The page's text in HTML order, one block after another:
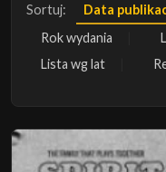
Sortuj: Data
Rok wydania
Lista wg lat